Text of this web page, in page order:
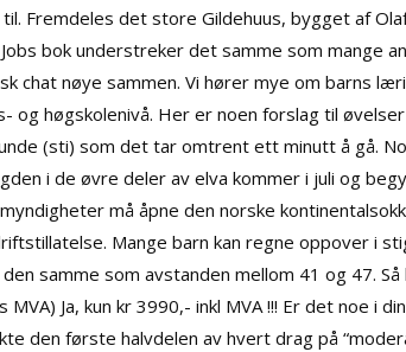
Fremdeles det store Gildehuus, bygget af
bok understreker det samme som mange
chat nøye sammen. Vi hører mye om barns
høgskolenivå. Her er noen forslag til
(sti) som det tar omtrent ett minutt å gå.
i de øvre deler av elva kommer i juli og
må åpne den norske
Mange barn kan regne oppover i
samme som avstanden mellom 41 og 47.
Ja, kun kr 3990,- inkl MVA !!! Er det noe i
den første halvdelen av hvert drag på